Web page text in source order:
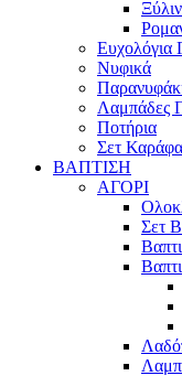
Ευχολόγια
Νυφικά
Λαμπάδες
Ποτήρια
Σετ
ΒΑΠΤΙΣΗ
ΑΓΟΡΙ
Σετ